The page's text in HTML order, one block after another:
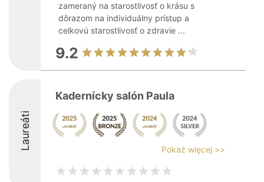
zameraný na starostlivosť o krásu s
dôrazom na individuálny prístup a
celkovú starostlivosť o zdravie ...
9.2
Laureáti
Kadernícky salón Paula
Pokaż więcej >>